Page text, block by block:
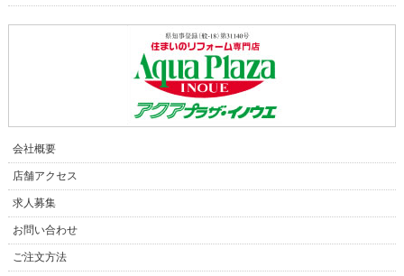
会社概要
店舗アクセス
求人募集
お問い合わせ
ご注文方法